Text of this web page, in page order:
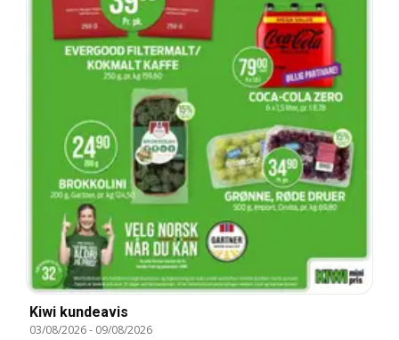
Kiwi kundeavis
03/08/2026- 09/08/2026